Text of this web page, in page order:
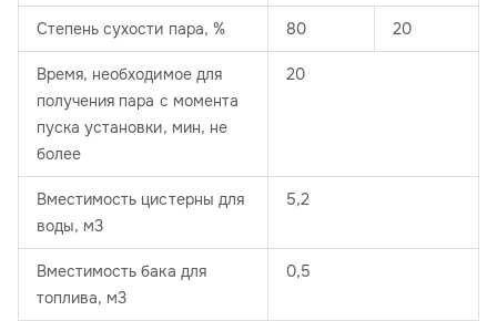
Степень сухости пара, % 80 20
Время, необходимое для
получения пара с момента
пуска установки, мин, не
более
20
Вместимость цистерны для
воды, м3
5,2
Вместимость бака для
топлива, м3
0,5